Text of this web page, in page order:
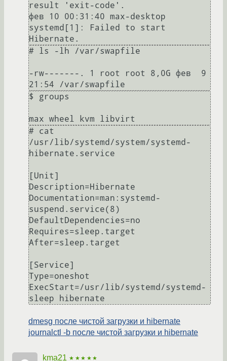
result 'exit-code'.
фев 10 00:31:40 max-desktop
systemd[1]: Failed to start
# ls -lh /var/swapfile
-rw-------. 1 root root 8,0G фев  9
$ groups
# cat
/usr/lib/systemd/system/systemd-
hibernate.service
[Unit]
Description=Hibernate
Documentation=man:systemd-
suspend.service(8)
DefaultDependencies=no
Requires=sleep.target
After=sleep.target
[Service]
Type=oneshot
ExecStart=/usr/lib/systemd/systemd-
dmesg после чистой загрузки и hibernate
journalctl -b после чистой загрузки и hibernate
kma21 ★★★★★